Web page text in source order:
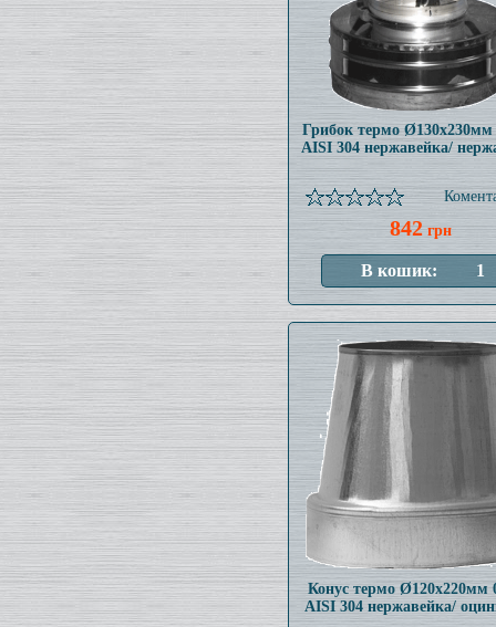
Грибок термо
AISI 304 нержавейка/
842грн
Конус термо Ø120x220мм
AISI 304 нержавейка/